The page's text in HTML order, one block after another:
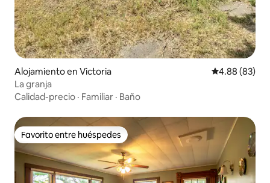
Alojamiento en Victoria Calificación
4.88 (83)
La granja
Calidad-precio · Familiar · Baño
Favorito entre huéspedes
Favorito entre huéspedes